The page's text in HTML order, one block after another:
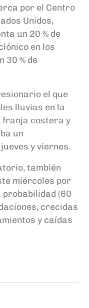
por el Centro
Unidos,
un 20 % de
en los
30 % de
el que
lluvias en la
franja costera y
un
y viernes.
también
miércoles por
probabilidad (60
crecidas
y caídas